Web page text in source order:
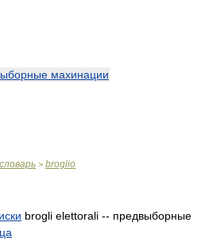
махинации
> broglio
brogli elettorali -- предвыборные